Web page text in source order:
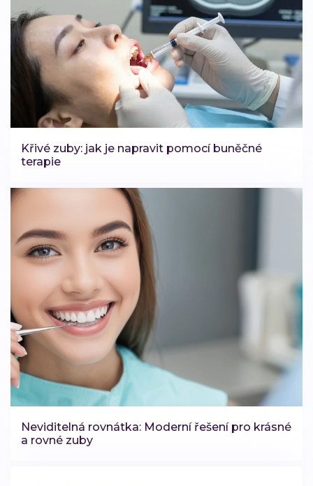
Křivé zuby: jak je napravit pomocí buněčné
terapie
Neviditelná rovnátka: Moderní řešení pro krásné
a rovné zuby